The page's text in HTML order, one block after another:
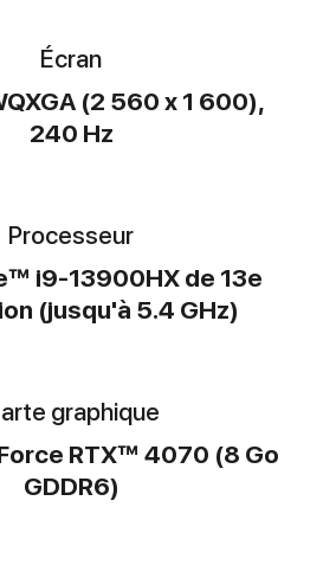
Écran
(2 560 x 1 600),
240 Hz
Processeur
i9-13900HX de 13e
(jusqu'à 5.4 GHz)
graphique
RTX™ 4070 (8 Go
GDDR6)